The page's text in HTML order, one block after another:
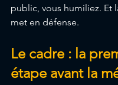
public, vous humiliez. Et
met en défense.
Le cadre : la
étape avant la